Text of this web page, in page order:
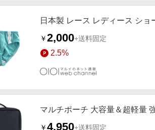
日本製 レース レディース ショ
￥2,000+送料固定
2.5%
マルチポーチ 大容量＆超軽量
￥4,950+送料固定